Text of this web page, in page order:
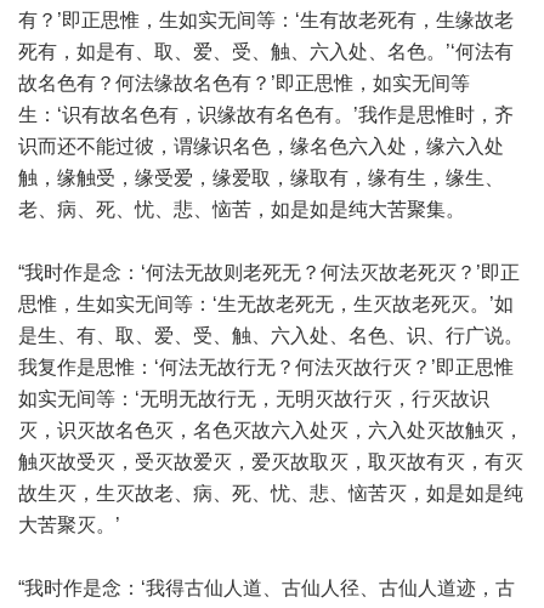
有？’即正思惟，生如实无间等：‘生有故老死有，生缘故老
死有，如是有、取、爱、受、触、六入处、名色。’‘何法有
故名色有？何法缘故名色有？’即正思惟，如实无间等
生：‘识有故名色有，识缘故有名色有。’我作是思惟时，齐
识而还不能过彼，谓缘识名色，缘名色六入处，缘六入处
触，缘触受，缘受爱，缘爱取，缘取有，缘有生，缘生、
老、病、死、忧、悲、恼苦，如是如是纯大苦聚集。
“我时作是念：‘何法无故则老死无？何法灭故老死灭？’即正
思惟，生如实无间等：‘生无故老死无，生灭故老死灭。’如
是生、有、取、爱、受、触、六入处、名色、识、行广说。
我复作是思惟：‘何法无故行无？何法灭故行灭？’即正思惟
如实无间等：‘无明无故行无，无明灭故行灭，行灭故识
灭，识灭故名色灭，名色灭故六入处灭，六入处灭故触灭，
触灭故受灭，受灭故爱灭，爱灭故取灭，取灭故有灭，有灭
故生灭，生灭故老、病、死、忧、悲、恼苦灭，如是如是纯
大苦聚灭。’
“我时作是念：‘我得古仙人道、古仙人径、古仙人道迹，古